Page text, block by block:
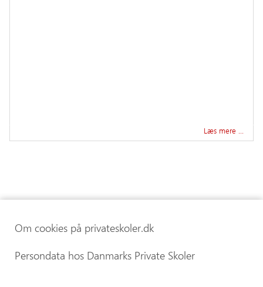
Læs mere …
Om cookies på privateskoler.dk
Persondata hos Danmarks Private Skoler